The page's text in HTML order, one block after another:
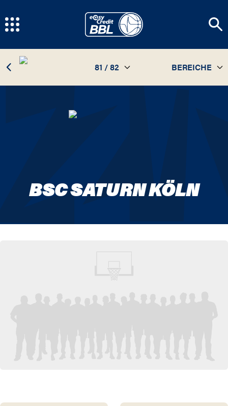
81 / 82
81 / 82
BEREICHE
TEAM
BSC SATURN KÖLN